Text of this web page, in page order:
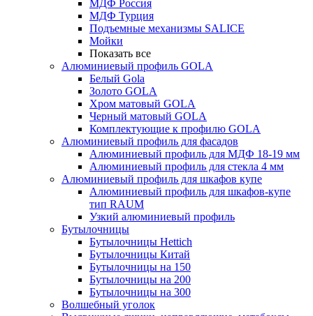
МДФ Россия
МДФ Турция
Подъемные механизмы SALICE
Мойки
Показать все
Алюминиевый профиль GOLA
Белый Gola
Золото GOLA
Хром матовый GOLA
Черный матовый GOLA
Комплектующие к профилю GOLA
Алюминиевый профиль для фасадов
Алюминиевый профиль для МДФ 18-19 мм
Алюминиевый профиль для стекла 4 мм
Алюминиевый профиль для шкафов купе
Алюминиевый профиль для шкафов-купе
тип RAUM
Узкий алюминиевый профиль
Бутылочницы
Бутылочницы Hettich
Бутылочницы Китай
Бутылочницы на 150
Бутылочницы на 200
Бутылочницы на 300
Волшебный уголок